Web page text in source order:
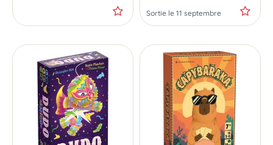
Sortie le 11 septembre